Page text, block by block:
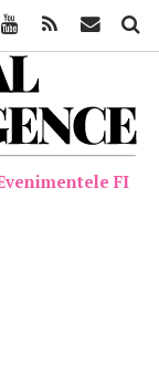
FI
Youtube Feed Mail